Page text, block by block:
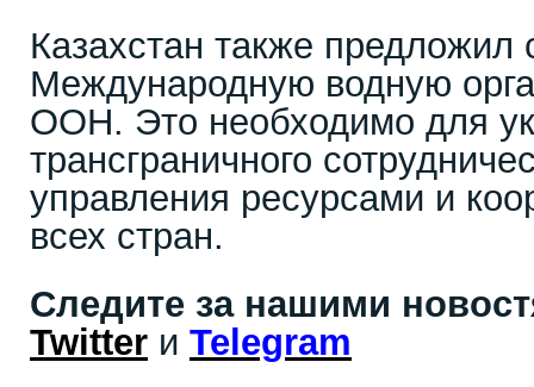
Казахстан также предложил
Международную водную
ООН. Это необходимо для
трансграничного
управления ресурсами и
всех стран.
Следите за нашими
Twitter и Telegram